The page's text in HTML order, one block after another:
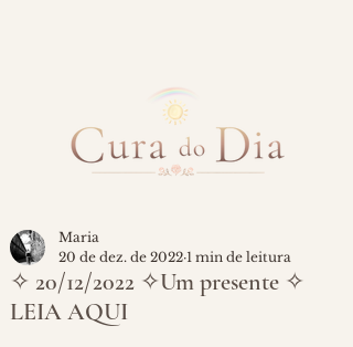
✧ 20/12/2022 ✧Um presente ✧
LEIA AQUI
Maria
20 de dez. de 2022 1 min de leitura